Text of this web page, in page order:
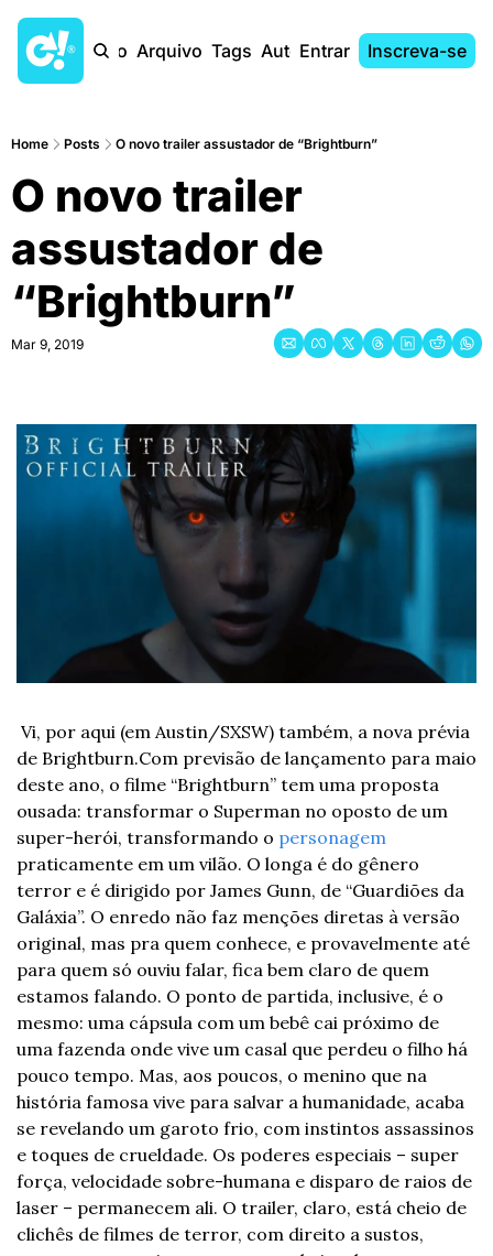
Início Arquivo Tags AutoresEntrar Inscreva-se
Home Posts O novo trailer assustador de “Brightburn”
O novo trailer
assustador de
“Brightburn”
Mar 9, 2019
de Brightburn.Com previsão de lançamento para maio
deste ano, o filme “Brightburn” tem uma proposta
ousada: transformar o Superman no oposto de um
super-herói, transformando o personagem
praticamente em um vilão. O longa é do gênero
terror e é dirigido por James Gunn, de “Guardiões da
Galáxia”. O enredo não faz menções diretas à versão
original, mas pra quem conhece, e provavelmente até
para quem só ouviu falar, fica bem claro de quem
estamos falando. O ponto de partida, inclusive, é o
mesmo: uma cápsula com um bebê cai próximo de
uma fazenda onde vive um casal que perdeu o filho há
pouco tempo. Mas, aos poucos, o menino que na
história famosa vive para salvar a humanidade, acaba
se revelando um garoto frio, com instintos assassinos
e toques de crueldade. Os poderes especiais – super
força, velocidade sobre-humana e disparo de raios de
laser – permanecem ali. O trailer, claro, está cheio de
clichês de filmes de terror, com direito a sustos,